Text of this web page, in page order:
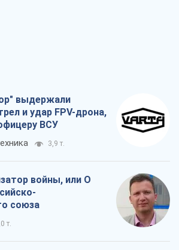
выдержали
и удар FPV-дрона,
ВСУ
3,9 т.
войны, или О
союза
т.